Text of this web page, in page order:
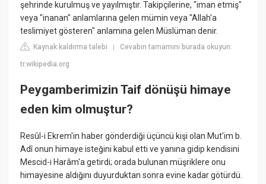
şehrinde kurulmuş ve yayılmıştır. Takipçilerine, "iman etmiş"
veya "inanan" anlamlarına gelen mümin veya "Allah'a
teslimiyet gösteren" anlamına gelen Müslüman denir.
Kaynak kaldırma talebi |Cevabın tamamını burada okuyun:
tr.wikipedia.org
Peygamberimizin Taif dönüşü himaye
eden kim olmuştur?
Resûl-i Ekrem'in haber gönderdiği üçüncü kişi olan Mut'im b.
Adî onun himaye isteğini kabul etti ve yanına gidip kendisini
Mescid-i Harâm'a getirdi; orada bulunan müşriklere onu
himayesine aldığını duyurduktan sonra evine kadar götürdü.